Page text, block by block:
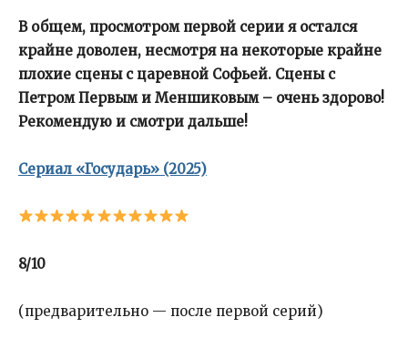
В общем, просмотром первой серии я остался
крайне доволен, несмотря на некоторые крайне
плохие сцены с царевной Софьей. Сцены с
Петром Первым и Меншиковым – очень здорово!
Рекомендую и смотри дальше!
Сериал «Государь» (2025)
8/10
(предварительно — после первой серий)